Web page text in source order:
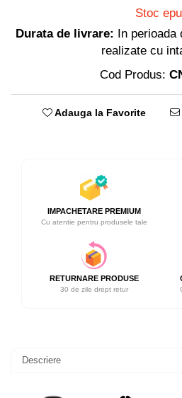
Stoc
Durata de livrare: In perioada
realizate cu
Cod Produs:
Adauga la Favorite
IMPACHETARE PREMIUM
Cu atentie pentru produsele tale
RETURNARE PRODUSE
30 de zile drept retur
Descriere